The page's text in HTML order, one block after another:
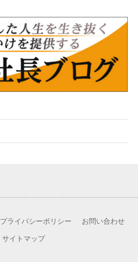
プライバシーポリシー お問い合わせ
サイトマップ